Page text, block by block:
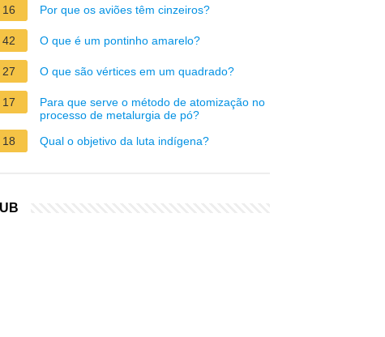
16
Por que os aviões têm cinzeiros?
42 O que é um pontinho amarelo?
27 O que são vértices em um quadrado?
17
Para que serve o método de atomização no
processo de metalurgia de pó?
18
Qual o objetivo da luta indígena?